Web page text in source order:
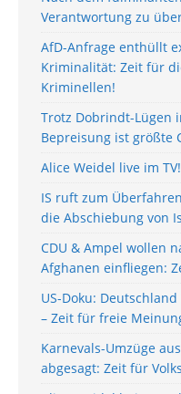
Verantwortung zu
AfD-Anfrage enthüllt
Kriminalität: Zeit für
Kriminellen!
Trotz Dobrindt-Lügen
Bepreisung ist größte
Alice Weidel live im TV!
IS ruft zum
die Abschiebung von
CDU & Ampel wollen
Afghanen einfliegen:
US-Doku:
– Zeit für freie
Karnevals-Umzüge
abgesagt: Zeit für